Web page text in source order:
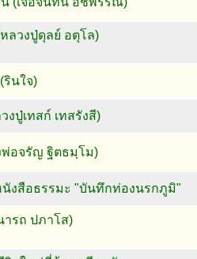
ลวงปู่ดุลย์ อตุโล)
รินใจ)
งปู่เทสก์ เทสรังสี)
อจรัญ ฐิตธมฺโม)
งสือธรรมะ "บันทึกท่องนรกภูมิ"
รถ ปภาโส)